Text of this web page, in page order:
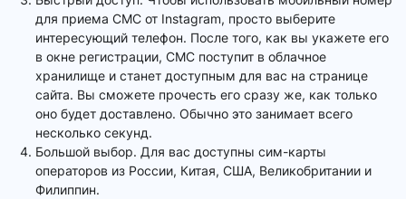
для приема СМС от Instagram, просто выберите
интересующий телефон. После того, как вы укажете его
в окне регистрации, СМС поступит в облачное
хранилище и станет доступным для вас на странице
сайта. Вы сможете прочесть его сразу же, как только
оно будет доставлено. Обычно это занимает всего
несколько секунд.
Большой выбор. Для вас доступны сим-карты
операторов из России, Китая, США, Великобритании и
Филиппин.